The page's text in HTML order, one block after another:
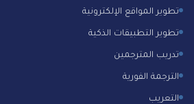
تطوير المواقع الإلكترونية
تطوير التطبيقات الذكية
تدريب المترجمين
الترجمة الفورية
التعريب